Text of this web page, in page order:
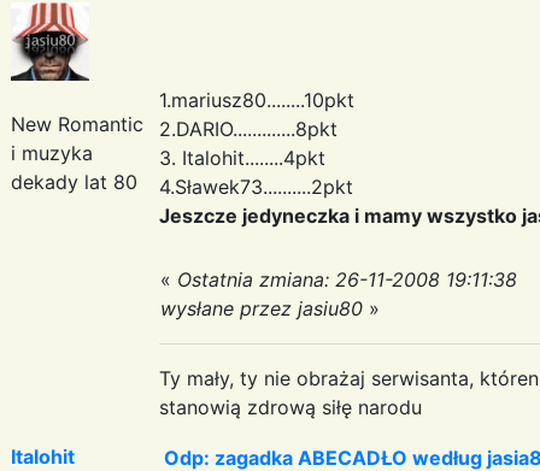
New Romantic
i muzyka
dekady lat 80
1.mariusz80........10pkt
2.DARIO.............8pkt
3. Italohit........4pkt
4.Sławek73..........2pkt
Jeszcze jedyneczka i mamy wszystko
« Ostatnia zmiana: 26-11-2008 19:11:38
wysłane przez jasiu80 »
Ty mały, ty nie obrażaj serwisanta,
stanowią zdrową siłę narodu
Italohit
Odp: zagadka ABECADŁO według